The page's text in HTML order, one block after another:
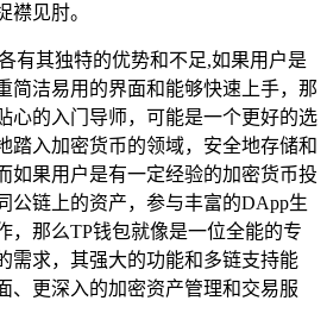
襟见肘。
有其独特的优势和不足,如果用户是
简洁易用的界面和能够快速上手，那
心的入门导师，可能是一个更好的选
踏入加密货币的领域，安全地存储和
如果用户是有一定经验的加密货币投
公链上的资产，参与丰富的DApp生
，那么TP钱包就像是一位全能的专
需求，其强大的功能和多链支持能
、更深入的加密资产管理和交易服